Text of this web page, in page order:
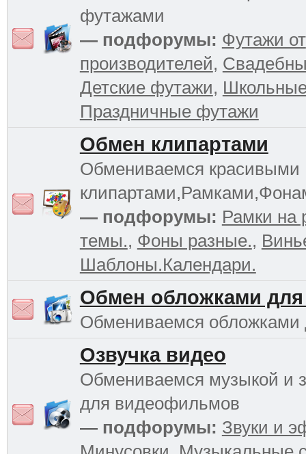
футажами
— подфорумы: Футажи от
производителей,
Детские футажи,
Праздничные футажи
Обмен клипартами
Обмениваемся красивыми
— подфорумы: Рамки на
темы., Фоны разные.,
Шаблоны.Календари.
Обмен обложками для
Обмениваемся обложками
Озвучка видео
Обмениваемся музыкой и
для видеофильмов
— подфорумы: Звуки и